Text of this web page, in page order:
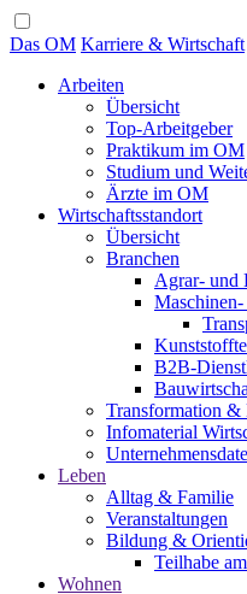
Das OM Karriere & Wirtschaft
Arbeiten
Übersicht
Top-Arbeitgeber
Praktikum im OM
Studium und
Ärzte im OM
Wirtschaftsstandort
Übersicht
Branchen
Agrar- und
B2B-
Transformation &
Infomaterial
Leben
Alltag & Familie
Veranstaltungen
Bildung &
Teilhabe
Wohnen